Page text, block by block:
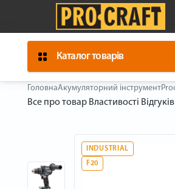
Каталог товарів
ГоловнаАкумуляторний інструмент
Все про товар Властивості
INDUSTRIAL
F20